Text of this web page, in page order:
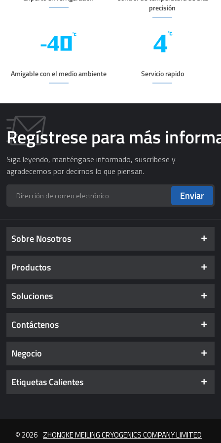
precisión
Amigable con el medio ambiente Servicio rapido
Regístrese para más
Siga leyendo, manténgase informado, suscríbese y
agradecemos por decirnos lo que piensan.
Enviar
Sobre Nosotros
Productos
Soluciones
Contáctenos
Negocio
Etiquetas Calientes
© 2026 ZHONGKE MEILING CRYOGENICS COMPANY LIMITED